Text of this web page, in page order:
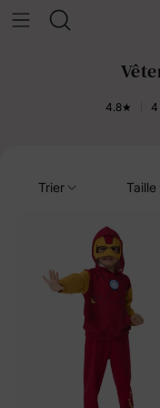
4.8★ 4
Trier Taille